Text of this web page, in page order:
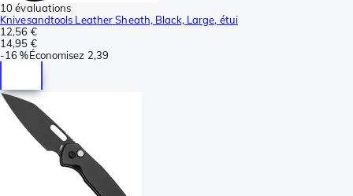
10 évaluations
Knivesandtools Leather Sheath, Black, Large, étui
12,56 €
14,95 €
-16 %Économisez 2,39